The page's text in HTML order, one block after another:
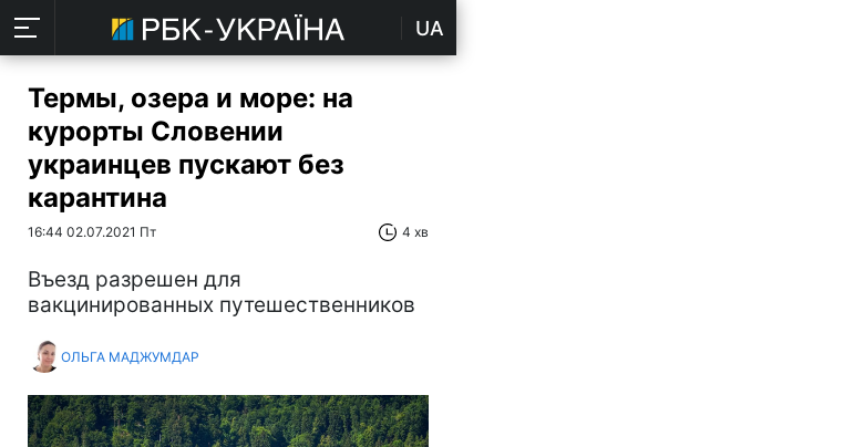
UA
Термы, озера и море: на
курорты Словении
украинцев пускают без
карантина
16:44 02.07.2021 Пт 4 хв
Въезд разрешен для
вакцинированных путешественников
ОЛЬГА МАДЖУМДАР